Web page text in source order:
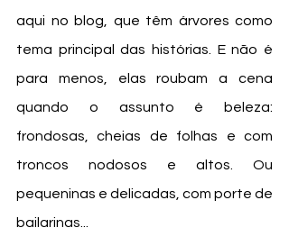
aqui no blog, que têm árvores como
tema principal das histórias. E não é
para menos, elas roubam a cena
quando o assunto é beleza:
frondosas, cheias de folhas e com
troncos nodosos e altos. Ou
pequeninas e delicadas, com porte de
bailarinas...